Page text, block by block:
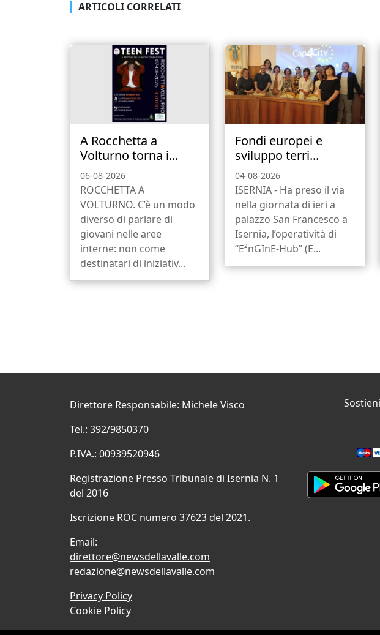
ARTICOLI CORRELATI
A Rocchetta a
Volturno torna i...
06-08-2026
ROCCHETTA A
VOLTURNO. C’è un modo
diverso di parlare di
giovani nelle aree
interne: non come
destinatari di iniziativ...
Fondi europei e
sviluppo terri...
04-08-2026
ISERNIA - Ha preso il via
nella giornata di ieri a
palazzo San Francesco a
Isernia, l’operatività di
“E²nGInE-Hub” (E...
Direttore Responsabile: Michele Visco
Tel.: 392/9850370
P.IVA.: 00939520946
Registrazione Presso Tribunale di Isernia N. 1
del 2016
Iscrizione ROC numero 37623 del 2021.
Email:
direttore@newsdellavalle.com
redazione@newsdellavalle.com
Privacy Policy
Cookie Policy